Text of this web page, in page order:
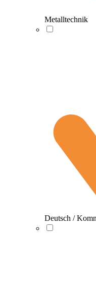
Metalltechnik
Deutsch /